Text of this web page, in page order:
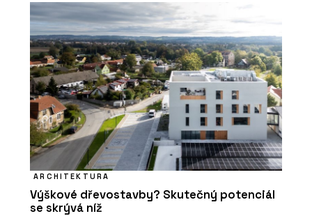
ARCHITEKTURA
Výškové dřevostavby? Skutečný potenciál
se skrývá níž